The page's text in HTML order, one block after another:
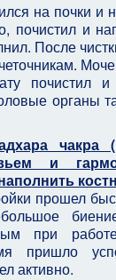
на почки и
почистил и
После
почистил
органы
чакра
и
прошел
при
пришло
активно.